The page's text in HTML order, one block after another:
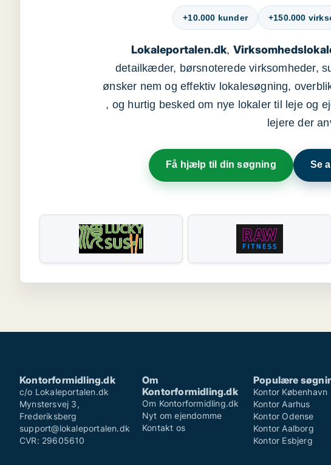
+10.000 kunder +150.000
Lokaleportalen.dk,
detailkæder, børsnoterede virksomheder,
ønsker nem og effektiv lokalesøgning,
, og hurtig besked om nye lokaler til leje og
lejere der
Få hjælp til din søgning Se
Kontorformidling.dk
c/o Lokaleportalen.dk
Mynstersvej 3,
Frederiksberg
support@lokaleportalen.dk
CVR: 29605610
Om
Kontorformidling.dk
Om Kontorformidling.dk
Nyt om ejendomme
Kontakt os
Populære
Kontor København
Kontor Aarhus
Kontor Odense
Kontor Aalborg
Kontor Esbjerg